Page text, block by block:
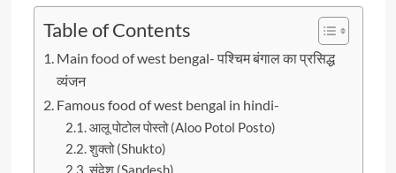
Table of Contents
Main food of west bengal- पश्चिम बंगाल का प्रसिद्ध
व्यंजन
Famous food of west bengal in hindi-
आलू पोटोल पोस्तो (Aloo Potol Posto)
शुक्तो (Shukto)
संदेश (Sandesh)